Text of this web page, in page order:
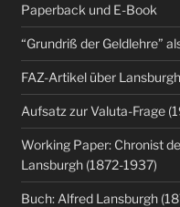
Paperback und E-Book
“Grundriß der Geldlehre”
FAZ-Artikel über Lansburgh
Aufsatz zur Valuta-Frage
Working Paper: Chronist
Lansburgh (1872-1937)
Buch: Alfred Lansburgh